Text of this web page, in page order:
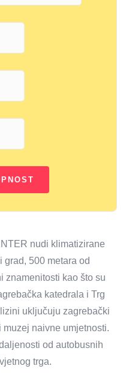
nudi klimatizirane
500 metara od
znamenitosti kao što su
katedrala i Trg
uključuju zagrebački
naivne umjetnosti.
od autobusnih
trga.